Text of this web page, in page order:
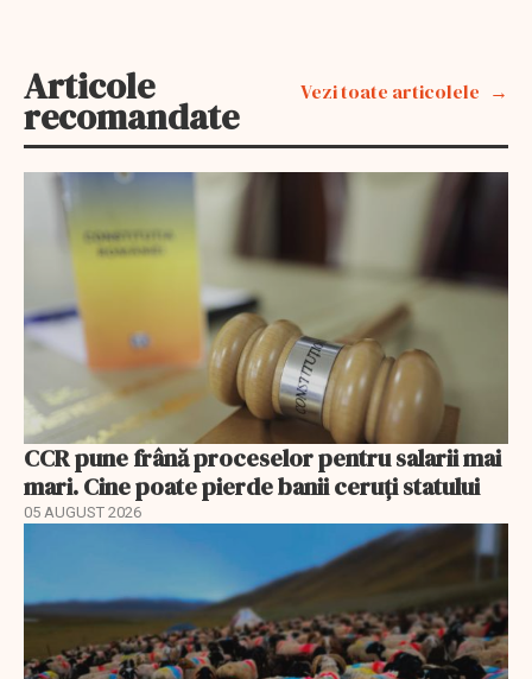
Articole
recomandate
Vezi toate articolele
CCR pune frână proceselor pentru salarii mai
mari. Cine poate pierde banii ceruți statului
05 AUGUST 2026